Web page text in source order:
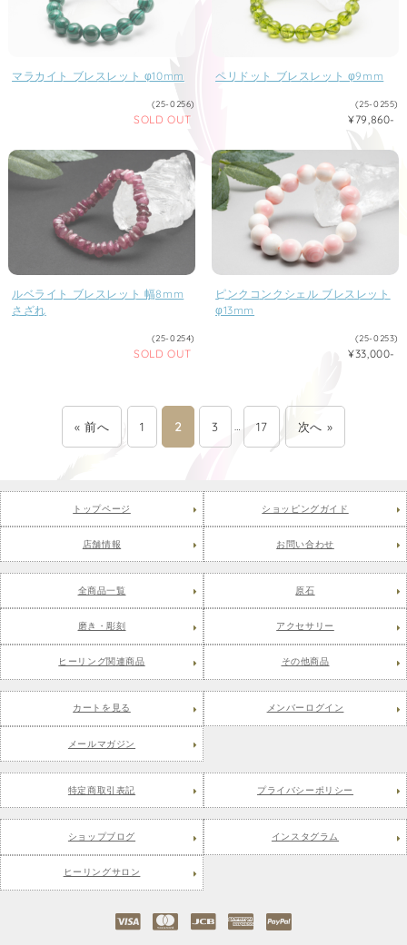
マラカイト ブレスレット φ10mm
(25-0256)
SOLD OUT
ペリドット ブレスレット φ9mm
(25-0255)
¥79,860-
ルベライト ブレスレット 幅8mm
さざれ
(25-0254)
SOLD OUT
ピンクコンクシェル ブレスレット
φ13mm
(25-0253)
¥33,000-
« 前へ 1 2 3 17 次へ »
トップページ ショッピングガイド
店舗情報 お問い合わせ
全商品一覧 原石
磨き・彫刻 アクセサリー
ヒーリング関連商品 その他商品
カートを見る メンバーログイン
メールマガジン
特定商取引表記 プライバシーポリシー
ショップブログ インスタグラム
ヒーリングサロン